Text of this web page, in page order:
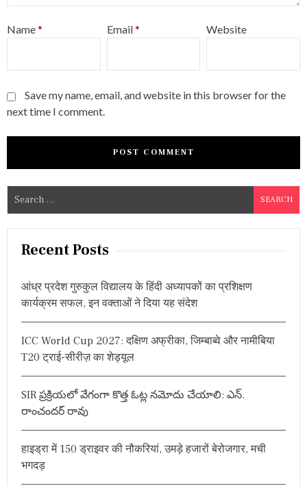
Name* Email* Website
Save my name, email, and website in this browser for the
next time I comment.
e
a
Recent Posts
आंध्र प्रदेश गुरुकुल विद्यालय के हिंदी अध्यापकों का प्रशिक्षण
कार्यक्रम सफल, इन वक्ताओं ने दिया यह संदेश
ICC World Cup 2027: दक्षिण अफ्रीका, जिम्बाब्वे और नामीबिया
T20 ट्राई-सीरीज़ का शेड्यूल
SIR ప్రక్రియలో వేగంగా కొత్త ఓట్ల నమోదు చేయాలి: ఎన్.
రాంచందర్ రావు
हाइड्रा में 150 ड्राइवर की नौकरियां, उमड़े हजारों बेरोजगार, मची
भगदड़